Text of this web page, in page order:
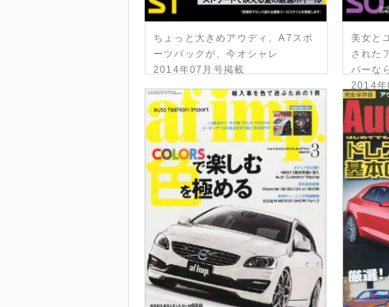
ちょっと大きめアウディ、A7スポ
ーツバックが、今オシャレ
2014年07月号掲載
美女と
された
バーな
2014年